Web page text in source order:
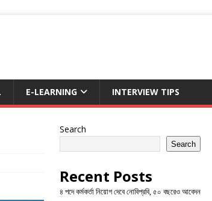
E-LEARNING INTERVIEW TIPS
Search
Search
Recent Posts
৪ পদে কর্মকর্তা নিয়োগ দেবে নোবিপ্রবি, ৫০ বছরেও আবেদন